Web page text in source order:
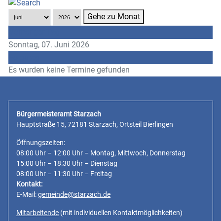
Gehe zu Monat
Sonntag, 07. Juni 2026
Es wurden keine Termine gefunden
Bürgermeisteramt Starzach
Hauptstraße 15, 72181 Starzach, Ortsteil Bierlingen
Öffnungszeiten:
08:00 Uhr – 12:00 Uhr – Montag, Mittwoch, Donnerstag
15:00 Uhr – 18:30 Uhr – Dienstag
08:00 Uhr – 11:30 Uhr – Freitag
Kontakt:
E-Mail:gemeinde@starzach.de
Mitarbeitende (mit individuellen Kontaktmöglichkeiten)